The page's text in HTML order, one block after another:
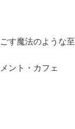
す魔法のような至
ント・カフェ